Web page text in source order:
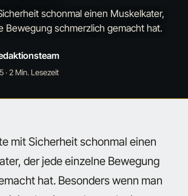
schonmal einen Muskelkater,
Bewegung schmerzlich gemacht hat.
· 2 Min. Lesezeit
mit Sicherheit schonmal einen
der jede einzelne Bewegung
hat. Besonders wenn man